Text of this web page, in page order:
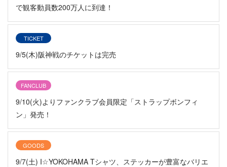
で観客動員数200万人に到達！
TICKET
9/5(木)阪神戦のチケットは完売
FANCLUB
9/10(火)よりファンクラブ会員限定「ストラップボンフィ
ン」発売！
GOODS
9/7(土) I☆YOKOHAMA Tシャツ、ステッカーが豊富なバリエ